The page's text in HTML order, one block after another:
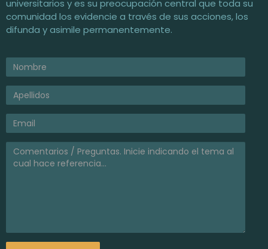
universitarios y es su preocupación central que toda su
comunidad los evidencie a través de sus acciones, los
difunda y asimile permanentemente.